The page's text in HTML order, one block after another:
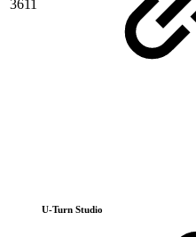
3611
U-Turn Studio